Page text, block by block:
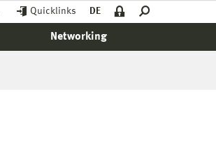
Quicklinks DE
Networking